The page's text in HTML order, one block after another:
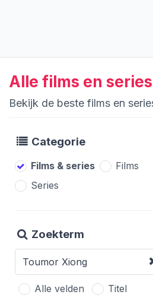
Alle films en
Bekijk de beste films en
Categorie
Films & series
Films
Series
Zoekterm
Alle velden
Titel